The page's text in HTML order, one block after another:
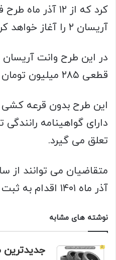
کرد که از ۱۲ آذر
آریسان ۲ را آغاز خواهد کرد.
قطعی ۲۸۵ میلیون تومان به فروش می رسد.
این طرح بدون قرعه کشی
دارای گواهینامه
تعلق می گیرد.
آذر ماه ۱۴۰۱ اقدام به ثبت نام برای خرید کنند.
نوشته های مشابه